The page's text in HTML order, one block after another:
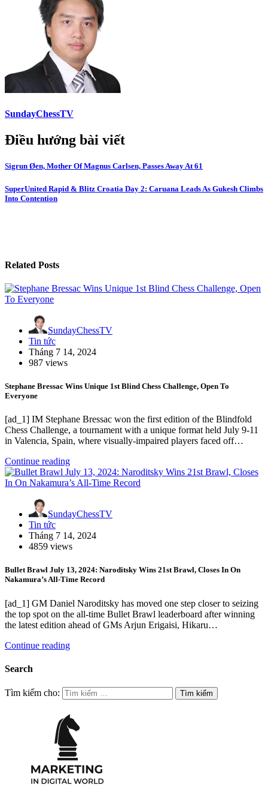
SundayChessTV
Điều hướng bài viết
Sigrun Øen, Mother Of Magnus Carlsen, Passes Away At 61
SuperUnited Rapid & Blitz Croatia Day 2: Caruana Leads As Gukesh Climbs
Into Contention
Related Posts
SundayChessTV
Tin tức
Tháng 7 14, 2024
987 views
Stephane Bressac Wins Unique 1st Blind Chess Challenge, Open To
Everyone
[ad_1] IM Stephane Bressac won the first edition of the Blindfold
Chess Challenge, a tournament with a unique format held July 9-11
in Valencia, Spain, where visually-impaired players faced off…
Continue reading
SundayChessTV
Tin tức
Tháng 7 14, 2024
4859 views
Bullet Brawl July 13, 2024: Naroditsky Wins 21st Brawl, Closes In On
Nakamura’s All-Time Record
[ad_1] GM Daniel Naroditsky has moved one step closer to seizing
the top spot on the all-time Bullet Brawl leaderboard after winning
the latest edition ahead of GMs Arjun Erigaisi, Hikaru…
Continue reading
Search
Tìm kiếm cho: